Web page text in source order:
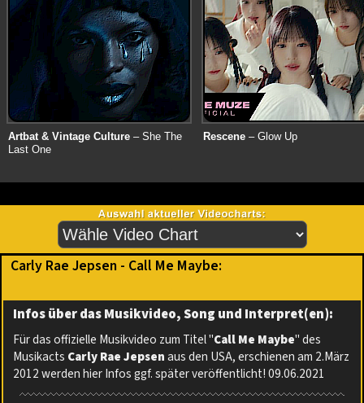
Artbat & Vintage Culture – She The
Last One
Rescene – Glow Up
Carly Rae Jepsen - Call Me Maybe:
Infos über das Musikvideo, Song und Interpret(en):
Für das offizielle Musikvideo zum Titel "Call Me Maybe" des
Musikacts Carly Rae Jepsenaus den USA, erschienen am 2.März
2012 werden hier Infos ggf. später veröffentlicht! 09.06.2021